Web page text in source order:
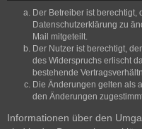
Der Betreiber ist
Datenschutzerklärung zu
Mail mitgeteilt.
Der Nutzer ist berechtigt,
des Widerspruchs erlischt
bestehende
Die Änderungen gelten als
den Änderungen
Informationen über den